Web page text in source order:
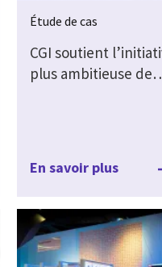
Étude de cas
CGI soutient
plus ambitieuse
En savoir plus